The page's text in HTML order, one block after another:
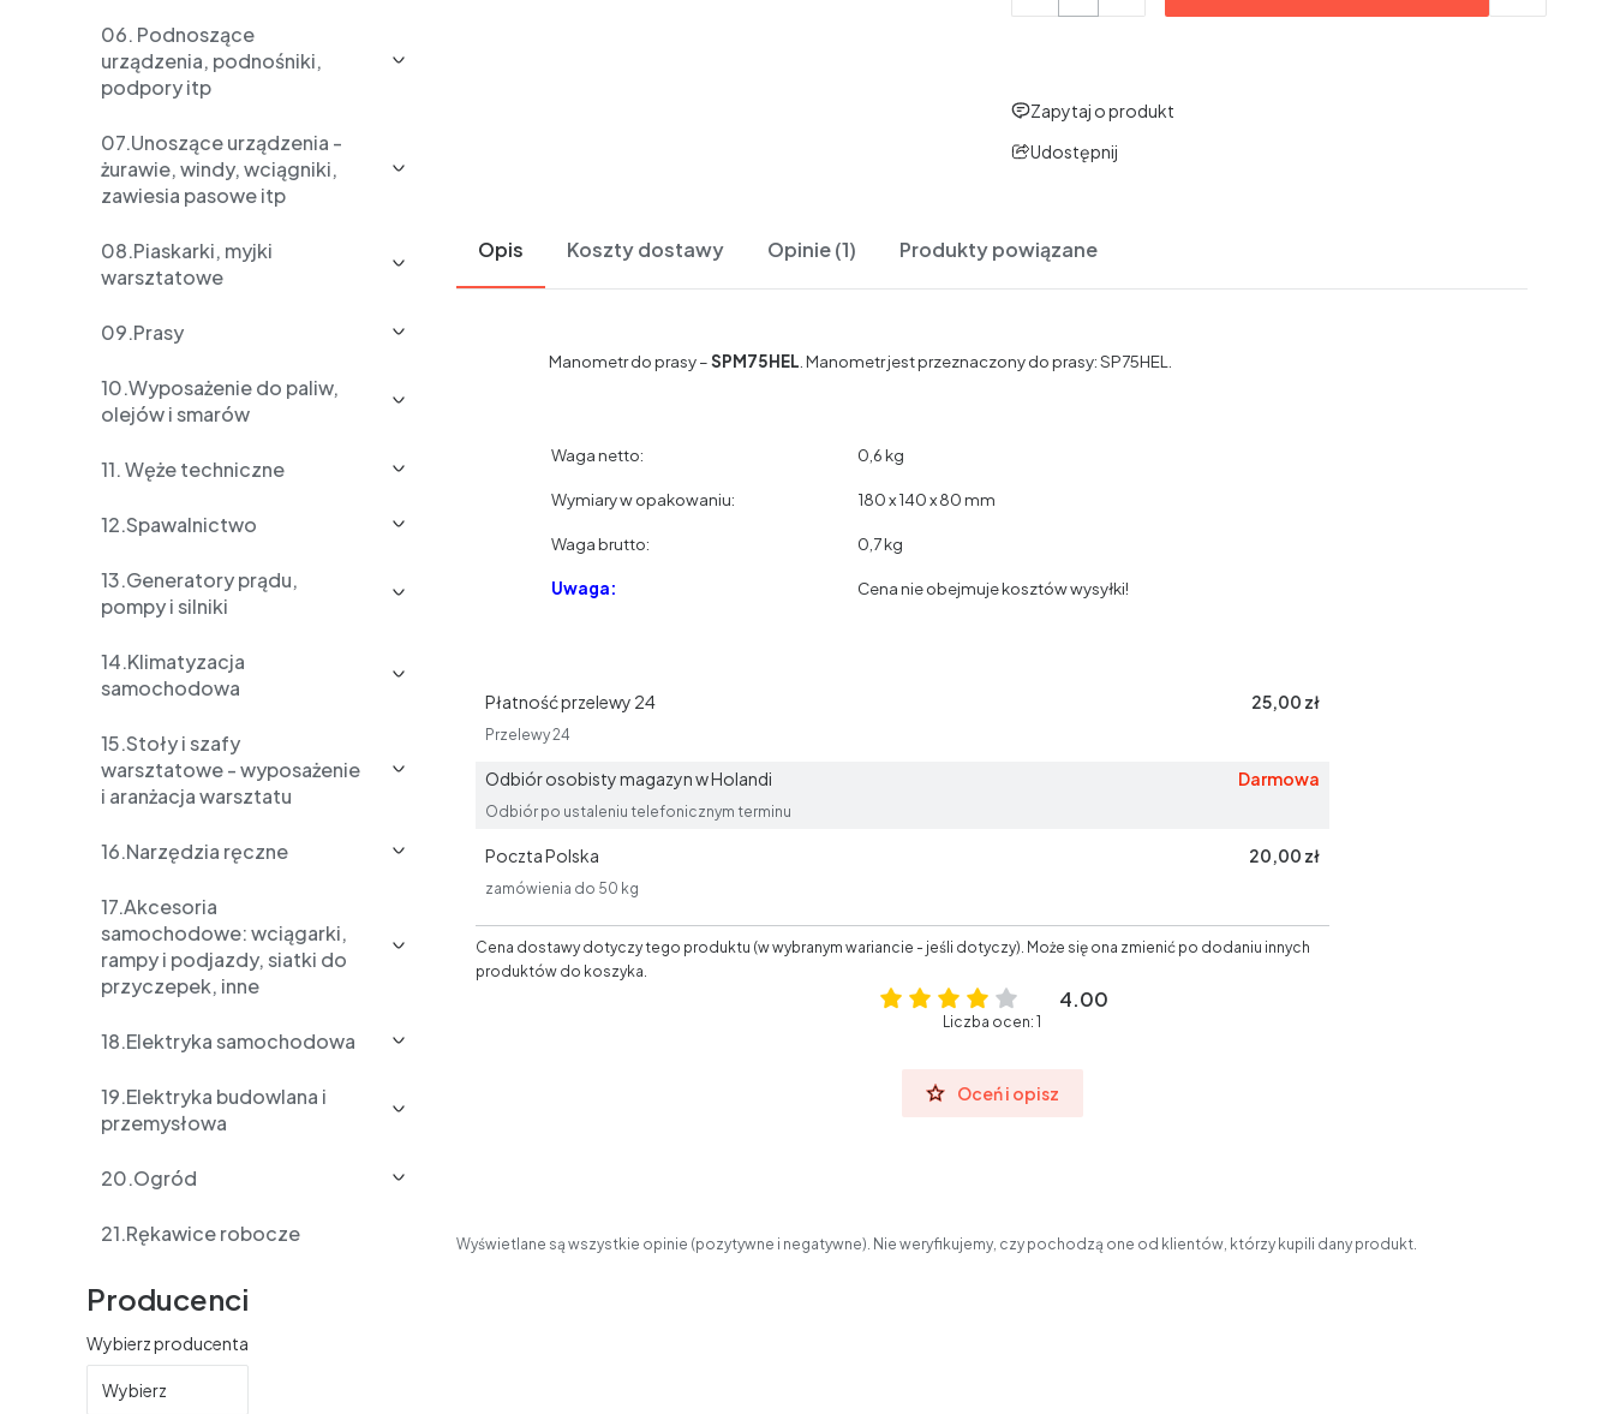
06. Podnoszące
urządzenia, podnośniki,
podpory itp
07.Unoszące urządzenia -
żurawie, windy, wciągniki,
zawiesia pasowe itp
08.Piaskarki, myjki
warsztatowe
09.Prasy
10.Wyposażenie do paliw,
olejów i smarów
11. Węże techniczne
12.Spawalnictwo
13.Generatory prądu,
pompy i silniki
14.Klimatyzacja
samochodowa
15.Stoły i szafy
warsztatowe - wyposażenie
i aranżacja warsztatu
16.Narzędzia ręczne
17.Akcesoria
samochodowe: wciągarki,
rampy i podjazdy, siatki do
przyczepek, inne
18.Elektryka samochodowa
19.Elektryka budowlana i
przemysłowa
20.Ogród
21.Rękawice robocze
Producenci
Wybierz producenta
Wybierz
Zapytaj o produkt
Udostępnij
Opis Koszty dostawy Opinie (1) Produkty powiązane
Manometr do prasy –SPM75HEL . Manometr jest przeznaczony do prasy: SP75HEL.
Waga netto:
Wymiary w opakowaniu:
Waga brutto:
Uwaga:
0,6 kg
180 x 140 x 80 mm
0,7 kg
Cena nie obejmuje kosztów wysyłki!
Płatność przelewy 24 25,00 zł
Przelewy 24
Odbiór osobisty magazyn w Holandi Darmowa
Odbiór po ustaleniu telefonicznym terminu
Poczta Polska 20,00 zł
zamówienia do 50 kg
Cena dostawy dotyczy tego produktu (w wybranym wariancie - jeśli dotyczy). Może się ona zmienić po dodaniu innych
produktów do koszyka.
4.00
Liczba ocen: 1
Oceń i opisz
Wyświetlane są wszystkie opinie (pozytywne i negatywne). Nie weryfikujemy, czy pochodzą one od klientów, którzy kupili dany produkt.